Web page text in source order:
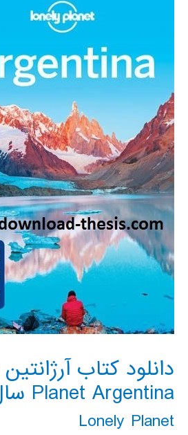
Planet Argentina سال 2016
Lonely Planet